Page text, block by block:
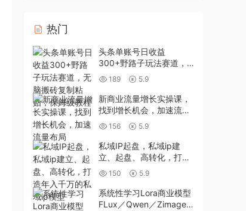
热门
头条单账号日收益
300+野路子玩法赛道，
无脑搬砖复制粘贴，保姆
级教程
189 5.9
新商业流量增长实操课，
找到增长机会，加速流量
布局156 5.9
私域IP起盘，私域ip建
立、起盘、高转化，打造
年入千万的私域ip模型
150 5.9
系统性学习Lora商业模型
FLux／Qwen／Zimage